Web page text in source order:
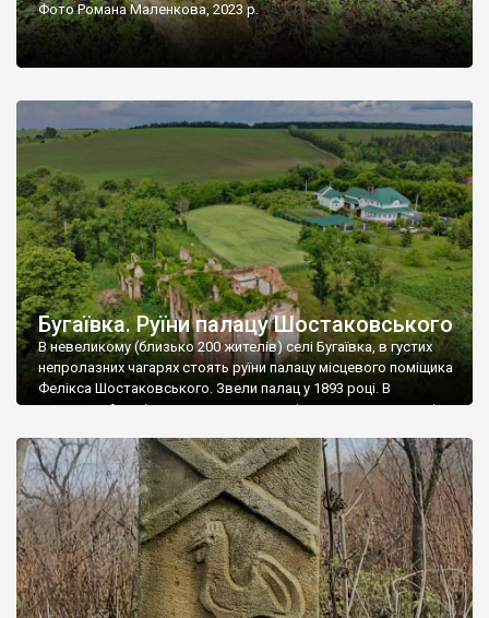
Фото Романа Маленкова, 2023 р.
Бугаївка. Руїни палацу Шостаковського
В невеликому (близько 200 жителів) селі Бугаївка, в густих
непролазних чагарях стоять руїни палацу місцевого поміщика
Фелікса Шостаковського. Звели палац у 1893 році. В
радянський період у ньому спочатку містилася школа, потім
століття тут розмістили туберкульозну лікарню. Коли із
палацу виїхала лікарня – ми точно не […]